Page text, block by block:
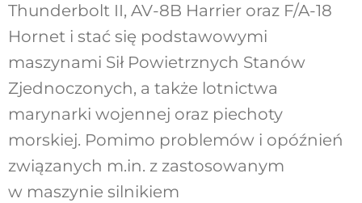
Thunderbolt II, AV-8B Harrier oraz F/A-18
Hornet i stać się podstawowymi
maszynami Sił Powietrznych Stanów
Zjednoczonych, a także lotnictwa
marynarki wojennej oraz piechoty
morskiej. Pomimo problemów i opóźnień
związanych m.in. z zastosowanym
w maszynie silnikiem